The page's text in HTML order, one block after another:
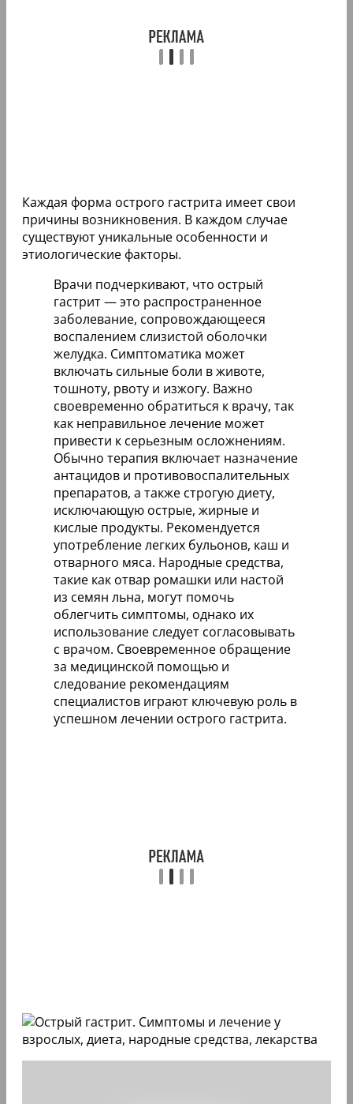
Каждая форма острого гастрита имеет свои
причины возникновения. В каждом случае
существуют уникальные особенности и
этиологические факторы.
Врачи подчеркивают, что острый
гастрит — это распространенное
заболевание, сопровождающееся
воспалением слизистой оболочки
желудка. Симптоматика может
включать сильные боли в животе,
тошноту, рвоту и изжогу. Важно
своевременно обратиться к врачу, так
как неправильное лечение может
привести к серьезным осложнениям.
Обычно терапия включает назначение
антацидов и противовоспалительных
препаратов, а также строгую диету,
исключающую острые, жирные и
кислые продукты. Рекомендуется
употребление легких бульонов, каш и
отварного мяса. Народные средства,
такие как отвар ромашки или настой
из семян льна, могут помочь
облегчить симптомы, однако их
использование следует согласовывать
с врачом. Своевременное обращение
за медицинской помощью и
следование рекомендациям
специалистов играют ключевую роль в
успешном лечении острого гастрита.